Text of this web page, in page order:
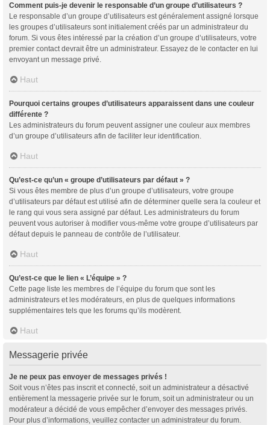
Comment puis-je devenir le responsable d’un groupe d’utilisateurs ?
Le responsable d’un groupe d’utilisateurs est généralement assigné lorsque
les groupes d’utilisateurs sont initialement créés par un administrateur du
forum. Si vous êtes intéressé par la création d’un groupe d’utilisateurs, votre
premier contact devrait être un administrateur. Essayez de le contacter en lui
envoyant un message privé.
Haut
Pourquoi certains groupes d’utilisateurs apparaissent dans une couleur
différente ?
Les administrateurs du forum peuvent assigner une couleur aux membres
d’un groupe d’utilisateurs afin de faciliter leur identification.
Haut
Qu’est-ce qu’un « groupe d’utilisateurs par défaut » ?
Si vous êtes membre de plus d’un groupe d’utilisateurs, votre groupe
d’utilisateurs par défaut est utilisé afin de déterminer quelle sera la couleur et
le rang qui vous sera assigné par défaut. Les administrateurs du forum
peuvent vous autoriser à modifier vous-même votre groupe d’utilisateurs par
défaut depuis le panneau de contrôle de l’utilisateur.
Haut
Qu’est-ce que le lien « L’équipe » ?
Cette page liste les membres de l’équipe du forum que sont les
administrateurs et les modérateurs, en plus de quelques informations
supplémentaires tels que les forums qu’ils modèrent.
Haut
Messagerie privée
Je ne peux pas envoyer de messages privés !
Soit vous n’êtes pas inscrit et connecté, soit un administrateur a désactivé
entièrement la messagerie privée sur le forum, soit un administrateur ou un
modérateur a décidé de vous empêcher d’envoyer des messages privés.
Pour plus d’informations, veuillez contacter un administrateur du forum.